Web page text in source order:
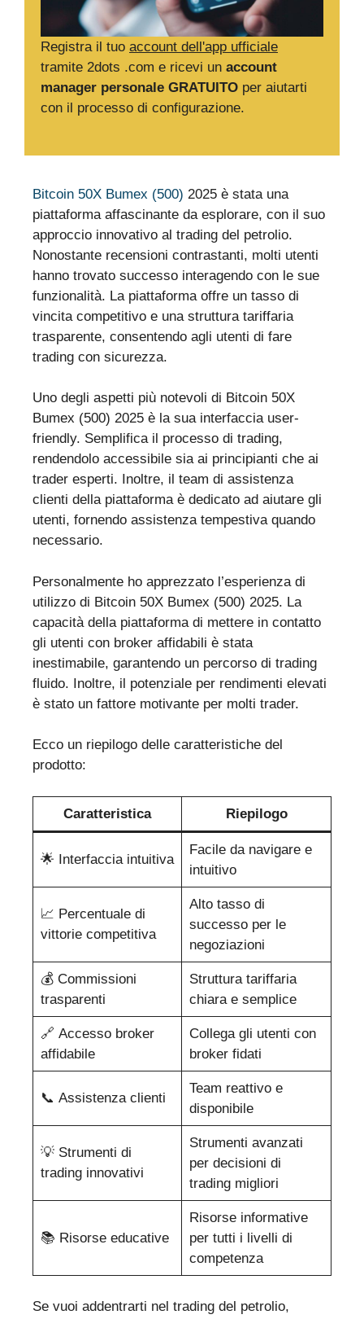
Registra il tuo account dell'app ufficiale
tramite 2dots .com e ricevi un account
manager personale GRATUITO per aiutarti
con il processo di configurazione.
Bitcoin 50X Bumex (500) 2025 è stata una
piattaforma affascinante da esplorare, con il suo
approccio innovativo al trading del petrolio.
Nonostante recensioni contrastanti, molti utenti
hanno trovato successo interagendo con le sue
funzionalità. La piattaforma offre un tasso di
vincita competitivo e una struttura tariffaria
trasparente, consentendo agli utenti di fare
trading con sicurezza.
Uno degli aspetti più notevoli di Bitcoin 50X
Bumex (500) 2025 è la sua interfaccia user-
friendly. Semplifica il processo di trading,
rendendolo accessibile sia ai principianti che ai
trader esperti. Inoltre, il team di assistenza
clienti della piattaforma è dedicato ad aiutare gli
utenti, fornendo assistenza tempestiva quando
necessario.
Personalmente ho apprezzato l’esperienza di
utilizzo di Bitcoin 50X Bumex (500) 2025. La
capacità della piattaforma di mettere in contatto
gli utenti con broker affidabili è stata
inestimabile, garantendo un percorso di trading
fluido. Inoltre, il potenziale per rendimenti elevati
è stato un fattore motivante per molti trader.
Ecco un riepilogo delle caratteristiche del
prodotto:
Caratteristica Riepilogo
🌟 Interfaccia intuitiva
Facile da navigare e
intuitivo
📈 Percentuale di
vittorie competitiva
Alto tasso di
successo per le
negoziazioni
💰 Commissioni
trasparenti
Struttura tariffaria
chiara e semplice
🔗 Accesso broker
affidabile
Collega gli utenti con
broker fidati
📞 Assistenza clienti
Team reattivo e
disponibile
💡 Strumenti di
trading innovativi
Strumenti avanzati
per decisioni di
trading migliori
📚 Risorse educative
Risorse informative
per tutti i livelli di
competenza
Se vuoi addentrarti nel trading del petrolio,